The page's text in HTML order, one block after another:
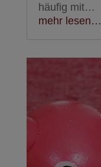
häufig mit…
mehr lesen…